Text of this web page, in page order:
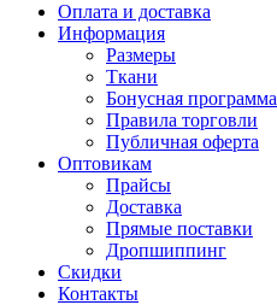
Оплата и доставка
Информация
Размеры
Ткани
Бонусная программа
Правила торговли
Публичная оферта
Оптовикам
Прайсы
Доставка
Прямые поставки
Дропшиппинг
Скидки
Контакты